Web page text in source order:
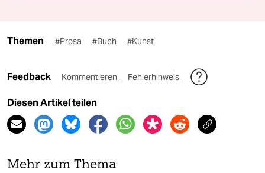
Themen #Prosa #Buch #Kunst
Feedback Kommentieren Fehlerhinweis
Diesen Artikel teilen
Mehr zum Thema